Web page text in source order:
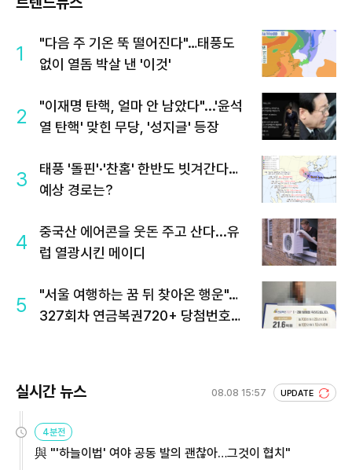
1
"다음 주 기온 뚝 떨어진다"…태풍도
없이 열돔 박살 낸 '이것'
2
"이재명 탄핵, 얼마 안 남았다"...'윤석
열 탄핵' 맞힌 무당, '성지글' 등장
3
태풍 '돌핀'·'찬홈' 한반도 빗겨간다…
예상 경로는?
4
중국산 에어콘을 웃돈 주고 산다...유
럽 열광시킨 메이디
5
"서울 여행하는 꿈 뒤 찾아온 행운"…
327회차 연금복권720+ 당첨번호조
실시간 뉴스 08.08 15:57 UPDATE
4분전
與 "'하늘이법' 여야 공동 발의 괜찮아…그것이 협치"